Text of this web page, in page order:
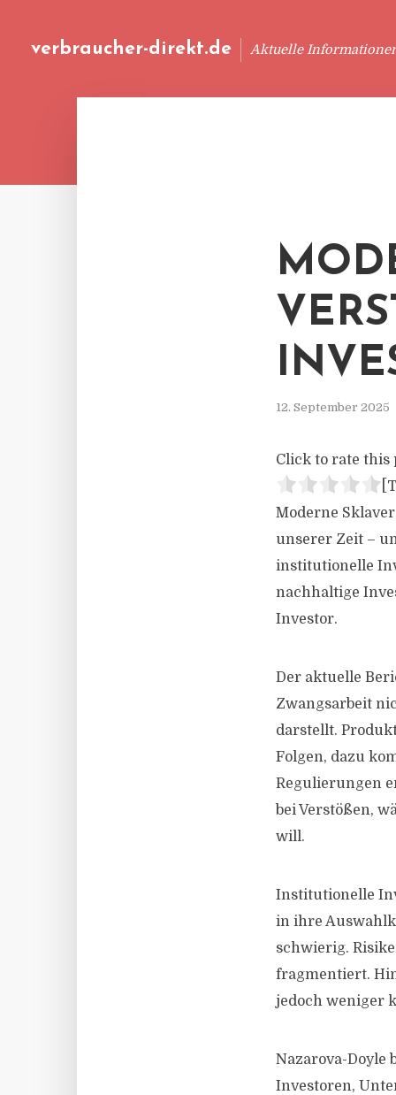
verbraucher-direkt.de Aktuelle
12. September 2025
Click to rate this
Moderne
unserer Zeit –
institutionelle
nachhaltige
Investor.
Der aktuelle
Zwangsarbeit
darstellt.
Folgen, dazu
Regulierungen
bei Verstößen,
will.
Institutionelle
in ihre
schwierig.
fragmentiert.
jedoch weniger
Nazarova-Doyle
Investoren,